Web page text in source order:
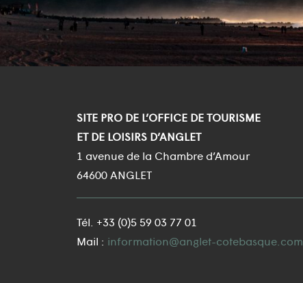
SITE PRO DE L’OFFICE DE TOURISME
ET DE LOISIRS D’ANGLET
1 avenue de la Chambre d’Amour
64600 ANGLET
Tél. +33 (0)5 59 03 77 01
Mail : information@anglet-cotebasque.com